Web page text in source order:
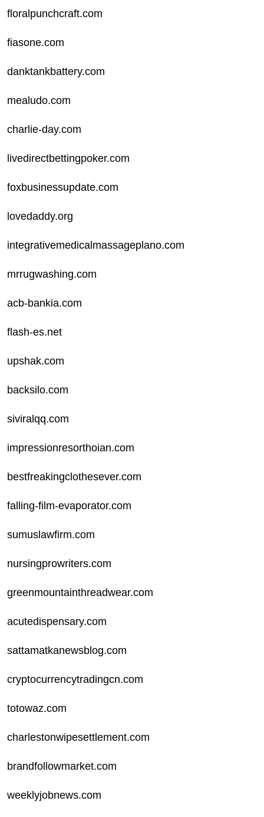
floralpunchcraft.com
fiasone.com
danktankbattery.com
mealudo.com
charlie-day.com
livedirectbettingpoker.com
foxbusinessupdate.com
lovedaddy.org
integrativemedicalmassageplano.com
mrrugwashing.com
acb-bankia.com
flash-es.net
upshak.com
backsilo.com
siviralqq.com
impressionresorthoian.com
bestfreakingclothesever.com
falling-film-evaporator.com
sumuslawfirm.com
nursingprowriters.com
greenmountainthreadwear.com
acutedispensary.com
sattamatkanewsblog.com
cryptocurrencytradingcn.com
totowaz.com
charlestonwipesettlement.com
brandfollowmarket.com
weeklyjobnews.com